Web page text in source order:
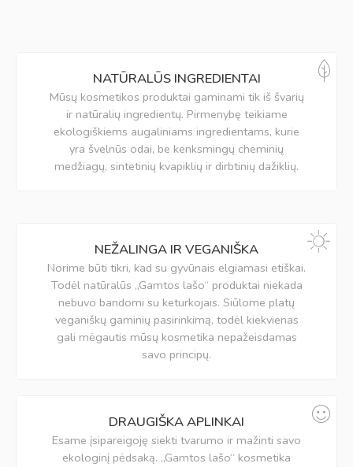
NATŪRALŪS INGREDIENTAI
Mūsų kosmetikos produktai gaminami tik iš švarių
ir natūralių ingredientų. Pirmenybę teikiame
ekologiškiems augaliniams ingredientams, kurie
yra švelnūs odai, be kenksmingų cheminių
medžiagų, sintetinių kvapiklių ir dirbtinių dažiklių.
NEŽALINGA IR VEGANIŠKA
Norime būti tikri, kad su gyvūnais elgiamasi etiškai.
Todėl natūralūs „Gamtos lašo“ produktai niekada
nebuvo bandomi su keturkojais. Siūlome platų
veganiškų gaminių pasirinkimą, todėl kiekvienas
gali mėgautis mūsų kosmetika nepažeisdamas
savo principų.
DRAUGIŠKA APLINKAI
Esame įsipareigoję siekti tvarumo ir mažinti savo
ekologinį pėdsaką. „Gamtos lašo“ kosmetika